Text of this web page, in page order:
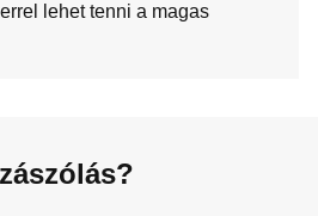
lehet tenni a magas